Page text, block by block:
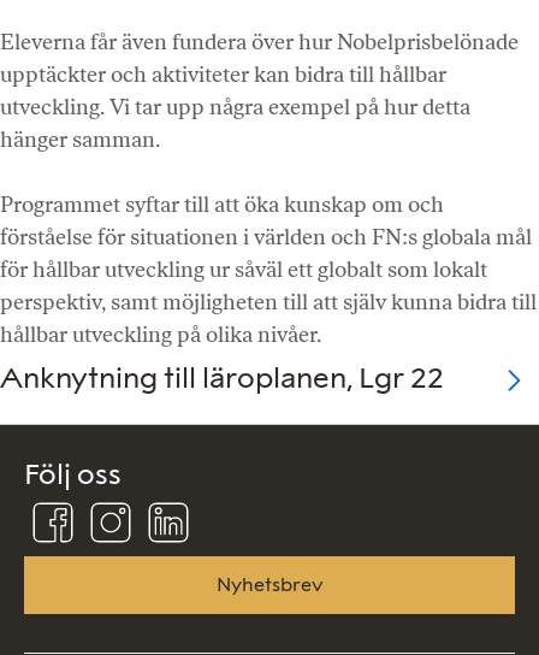
Eleverna får även fundera över hur Nobelprisbelönade
upptäckter och aktiviteter kan bidra till hållbar
utveckling. Vi tar upp några exempel på hur detta
hänger samman.
Programmet syftar till att öka kunskap om och
förståelse för situationen i världen och FN:s globala mål
för hållbar utveckling ur såväl ett globalt som lokalt
perspektiv, samt möjligheten till att själv kunna bidra till
hållbar utveckling på olika nivåer.
Anknytning till läroplanen, Lgr 22
Följ oss
Följ
oss
på
Följ
på
InstagramLinkedin
Nyhetsbrev